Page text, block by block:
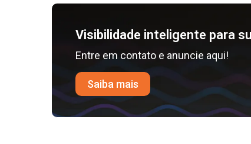
Visibilidade inteligente para
Entre em contato e anuncie aqui!
Saiba mais